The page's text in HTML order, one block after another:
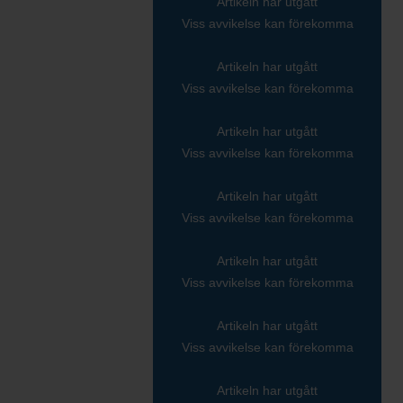
Viss avvikelse kan förekomma
Artikeln har utgått
Viss avvikelse kan förekomma
Artikeln har utgått
Viss avvikelse kan förekomma
Artikeln har utgått
Viss avvikelse kan förekomma
Artikeln har utgått
Viss avvikelse kan förekomma
Artikeln har utgått
Viss avvikelse kan förekomma
Artikeln har utgått